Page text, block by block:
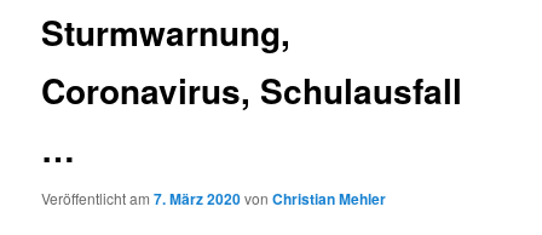
Sturmwarnung,
Coronavirus, Schulausfall
…
Veröffentlicht am7. März 2020vonChristian Mehler